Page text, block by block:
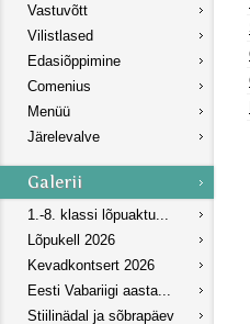
Vastuvõtt
Vilistlased
Edasiõppimine
Comenius
Menüü
Järelevalve
1.-8. klassi lõpuaktu...
Lõpukell 2026
Kevadkontsert 2026
Eesti Vabariigi aasta...
Stiilinädal ja sõbrapäev